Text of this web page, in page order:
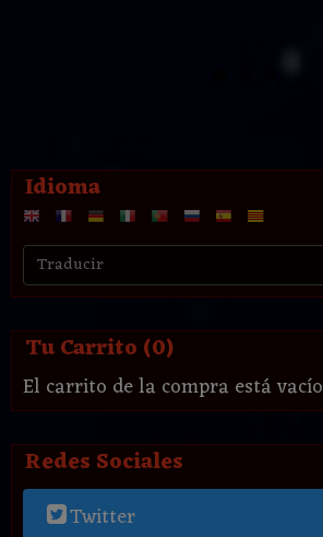
Idioma
Tu Carrito (0)
El carrito de la compra está vacío
Redes Sociales
Twitter